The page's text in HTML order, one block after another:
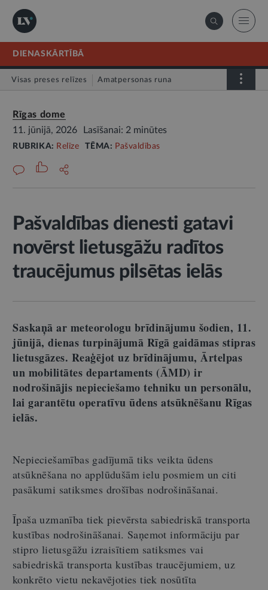
DIENASKĀRTĪBĀ
Visas preses relīzes Amatpersonas runa
Rīgas dome
11. jūnijā, 2026
Lasīšanai: 2 minūtes
RUBRIKA: Relīze TĒMA: Pašvaldības
Pašvaldības dienesti gatavi
novērst lietusgāžu radītos
traucējumus pilsētas ielās
Saskaņā ar meteorologu brīdinājumu šodien, 11.
jūnijā, dienas turpinājumā Rīgā gaidāmas stipras
lietusgāzes. Reaģējot uz brīdinājumu, Ārtelpas
un mobilitātes departaments (ĀMD) ir
nodrošinājis nepieciešamo tehniku un personālu,
lai garantētu operatīvu ūdens atsūknēšanu Rīgas
ielās.
Nepieciešamības gadījumā tiks veikta ūdens
atsūknēšana no applūdušām ielu posmiem un citi
pasākumi satiksmes drošības nodrošināšanai.
Īpaša uzmanība tiek pievērsta sabiedriskā transporta
kustības nodrošināšanai. Saņemot informāciju par
stipro lietusgāžu izraisītiem satiksmes vai
sabiedriskā transporta kustības traucējumiem, uz
konkrēto vietu nekavējoties tiek nosūtīta